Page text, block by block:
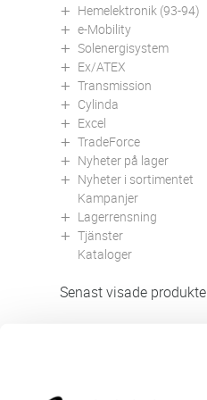
Hemelektronik (93-94)
e-Mobility
Solenergisystem
Ex/ATEX
Transmission
Cylinda
Excel
TradeForce
Nyheter på lager
Nyheter i sortimentet
Kampanjer
Lagerrensning
Tjänster
Kataloger
Senast visade
Felanmälan